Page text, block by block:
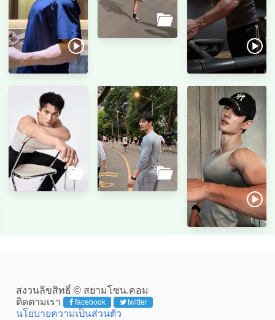
สงวนลิขสิทธิ์ © สยามโซน.คอม
ติดตามเรา
facebook twitter
นโยบายความเป็นส่วนตัว